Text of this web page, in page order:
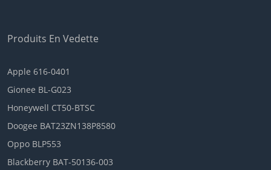
Produits En Vedette
Apple 616-0401
Gionee BL-G023
Honeywell CT50-BTSC
Doogee BAT23ZN138P8580
Oppo BLP553
Blackberry BAT-50136-003